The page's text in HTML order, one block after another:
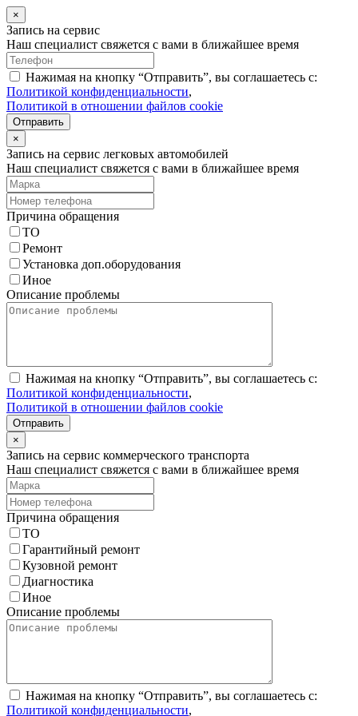
×
Запись на сервис
Наш специалист свяжется с вами в ближайшее время
Нажимая на кнопку “Отправить”, вы соглашаетесь с:
Политикой конфиденциальности,
Политикой в отношении файлов cookie
Отправить
×
Запись на сервис легковых автомобилей
Наш специалист свяжется с вами в ближайшее время
Причина обращения
ТО
Ремонт
Установка доп.оборудования
Иное
Описание проблемы
Нажимая на кнопку “Отправить”, вы соглашаетесь с:
Политикой конфиденциальности,
Политикой в отношении файлов cookie
Отправить
×
Запись на сервис коммерческого транспорта
Наш специалист свяжется с вами в ближайшее время
Причина обращения
ТО
Гарантийный ремонт
Кузовной ремонт
Диагностика
Иное
Описание проблемы
Нажимая на кнопку “Отправить”, вы соглашаетесь с:
Политикой конфиденциальности,